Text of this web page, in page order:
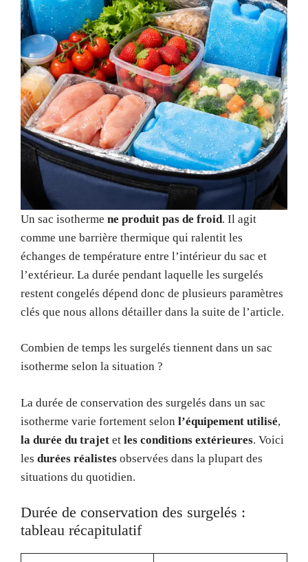
Un sac isotherme ne produit pas de froid. Il agit
comme une barrière thermique qui ralentit les
échanges de température entre l’intérieur du sac et
l’extérieur. La durée pendant laquelle les surgelés
restent congelés dépend donc de plusieurs paramètres
clés que nous allons détailler dans la suite de l’article.
Combien de temps les surgelés tiennent dans un sac
isotherme selon la situation ?
La durée de conservation des surgelés dans un sac
isotherme varie fortement selon l’équipement utilisé,
la durée du trajet et les conditions extérieures. Voici
les durées réalistes observées dans la plupart des
situations du quotidien.
Durée de conservation des surgelés :
tableau récapitulatif